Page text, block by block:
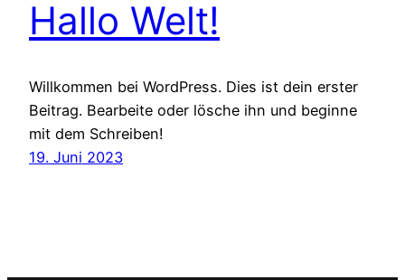
Hallo Welt!
Willkommen bei WordPress. Dies ist dein erster
Beitrag. Bearbeite oder lösche ihn und beginne
mit dem Schreiben!
19. Juni 2023